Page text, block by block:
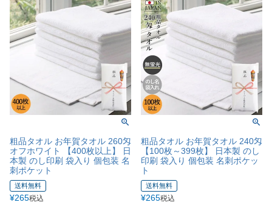
粗品タオル お年賀タオル 260匁
オフホワイト 【400枚以上】 日
本製 のし印刷 袋入り 個包装 名
刺ポケット
送料無料
¥265税込
粗品タオル お年賀タオル 240匁
【100枚～399枚】 日本製 のし
印刷 袋入り 個包装 名刺ポケッ
ト
送料無料
¥265税込